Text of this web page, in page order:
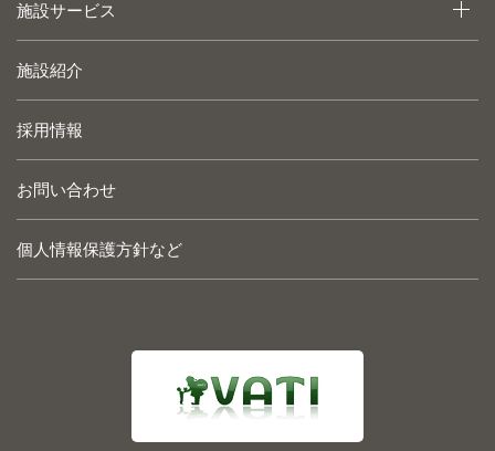
施設サービス
施設紹介
採用情報
お問い合わせ
個人情報保護方針など